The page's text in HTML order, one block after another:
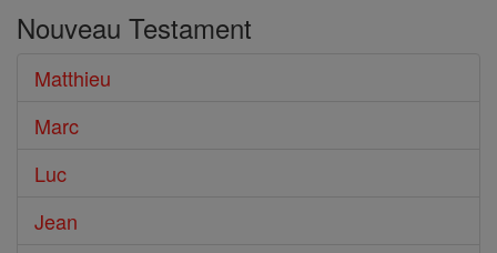
le
Bible
Nouveau Testament
Matthieu
Marc
Luc
Jean